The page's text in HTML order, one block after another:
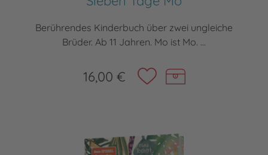
Berührendes Kinderbuch über zwei ungleiche
Brüder. Ab 11 Jahren. Mo ist Mo. ...
16,00 €